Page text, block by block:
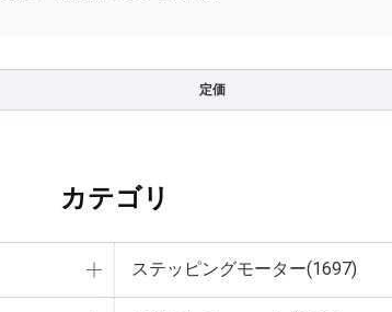
定価
カテゴリ
ステッピングモーター(1697)